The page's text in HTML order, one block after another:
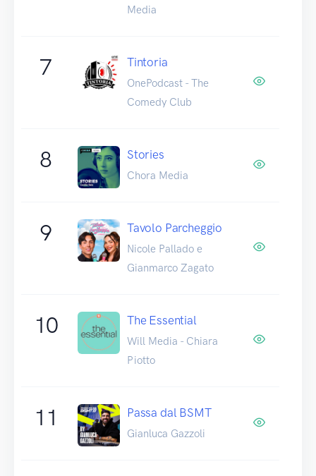
Media
7 Tintoria
OnePodcast - The
Comedy Club
8 Stories
Chora Media
9 Tavolo Parcheggio
Nicole Pallado e
Gianmarco Zagato
10 The Essential
Will Media - Chiara
Piotto
11 Passa dal BSMT
Gianluca Gazzoli